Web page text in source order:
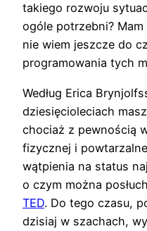
takiego rozwoju
ogóle potrzebni?
nie wiem jeszcze do
programowania tych
Według Erica
dziesięcioleciach
chociaż z pewnością
fizycznej i
wątpienia na status
o czym można
TED. Do tego czasu,
dzisiaj w szachach,